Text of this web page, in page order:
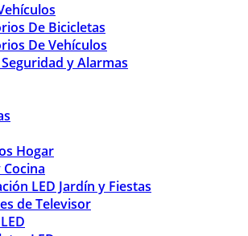
De Bicicletas
De Vehículos
y Alarmas
Hogar
LED Jardín y Fiestas
de Televisor